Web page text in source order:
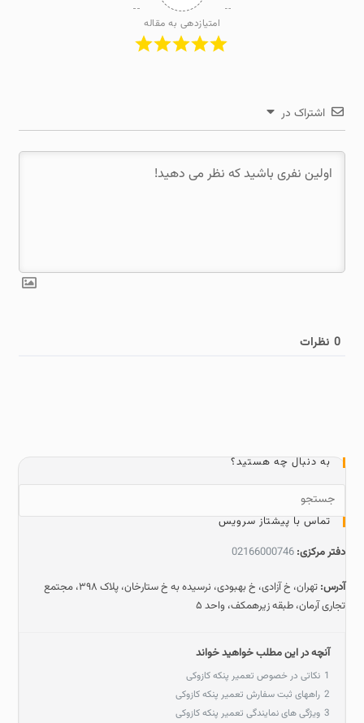
امتیازدهی به مقاله
اشتراک در
0 نظرات
به دنبال چه هستید؟
تماس با پیشتاز سرویس
دفتر مرکزی: 02166000746
آدرس:
تهران، خ آزادی، خ بهبودی، نرسیده به خ ستارخان، پلاک ۳۹۸، مجتمع
تجاری آرمان، طبقه زیرهمکف، واحد ۵
آنچه در این مطلب خواهید خواند
1 نکاتی در خصوص تعمیر پنکه کازوکی
2 راههای ثبت سفارش تعمیر پنکه کازوکی
3 ویژگی های نمایندگی تعمیر پنکه کازوکی